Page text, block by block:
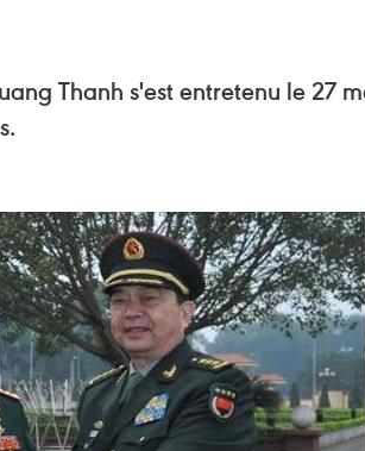
Thanh s'est entretenu le 27